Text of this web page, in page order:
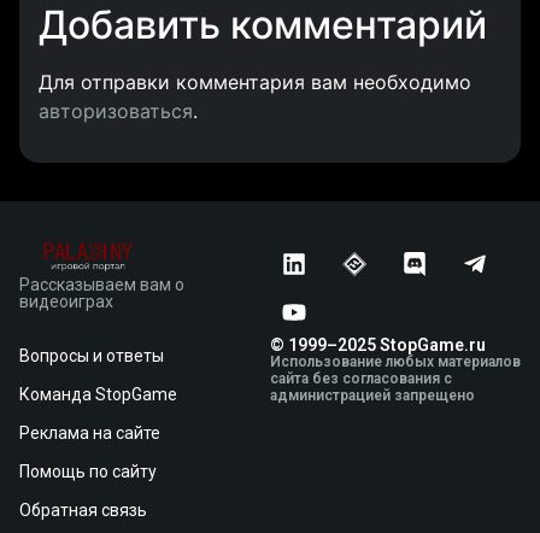
Добавить комментарий
Для отправки комментария вам необходимо
авторизоваться.
Рассказываем вам о
видеоиграх
Вопросы и ответы
Команда StopGame
Реклама на сайте
Помощь по сайту
Обратная связь
© 1999–2025 StopGame.ru
Использование любых материалов
сайта без согласования с
администрацией запрещено